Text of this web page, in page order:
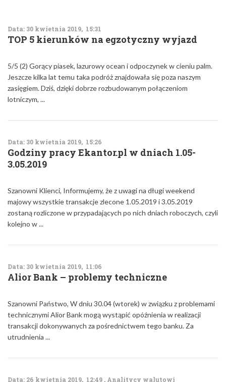
Data: 30 kwietnia 2019, 15:31
TOP 5 kierunków na egzotyczny wyjazd
5/5 (2) Gorący piasek, lazurowy ocean i odpoczynek w cieniu palm.
Jeszcze kilka lat temu taka podróż znajdowała się poza naszym
zasięgiem. Dziś, dzięki dobrze rozbudowanym połączeniom
lotniczym, ...
Data: 30 kwietnia 2019, 15:26
Godziny pracy Ekantor.pl w dniach 1.05-
3.05.2019
Szanowni Klienci, Informujemy, że z uwagi na długi weekend
majowy wszystkie transakcje zlecone 1.05.2019 i 3.05.2019
zostaną rozliczone w przypadających po nich dniach roboczych, czyli
kolejno w ...
Data: 30 kwietnia 2019, 11:06
Alior Bank – problemy techniczne
Szanowni Państwo, W dniu 30.04 (wtorek) w związku z problemami
technicznymi Alior Bank mogą wystąpić opóźnienia w realizacji
transakcji dokonywanych za pośrednictwem tego banku. Za
utrudnienia ...
Data: 26 kwietnia 2019, 12:49 , Analitycy walutowi